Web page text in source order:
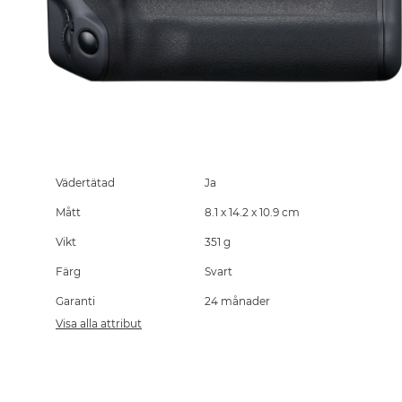
the
images
Vädertätad Ja
Mått 8.1 x 14.2 x 10.9 cm
Vikt 351 g
Färg Svart
Garanti
24 månader
Visa alla attribut